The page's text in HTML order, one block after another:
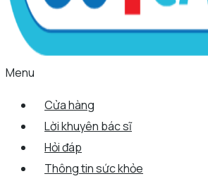
Menu
Cửa hàng
Lời khuyên bác sĩ
Hỏi đáp
Thông tin sức khỏe